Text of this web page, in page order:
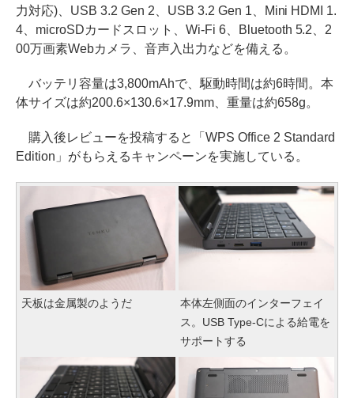
力対応)、USB 3.2 Gen 2、USB 3.2 Gen 1、Mini HDMI 1.
4、microSDカードスロット、Wi-Fi 6、Bluetooth 5.2、2
00万画素Webカメラ、音声入出力などを備える。
バッテリ容量は3,800mAhで、駆動時間は約6時間。本
体サイズは約200.6×130.6×17.9mm、重量は約658g。
購入後レビューを投稿すると「WPS Office 2 Standard
Edition」がもらえるキャンペーンを実施している。
天板は金属製のようだ
本体左側面のインターフェイ
ス。USB Type-Cによる給電を
サポートする